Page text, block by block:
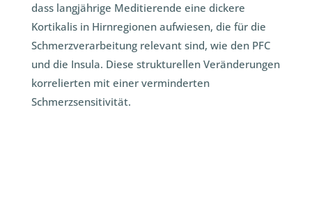
dass langjährige Meditierende eine dickere
Kortikalis in Hirnregionen aufwiesen, die für die
Schmerzverarbeitung relevant sind, wie den PFC
und die Insula. Diese strukturellen Veränderungen
korrelierten mit einer verminderten
Schmerzsensitivität.